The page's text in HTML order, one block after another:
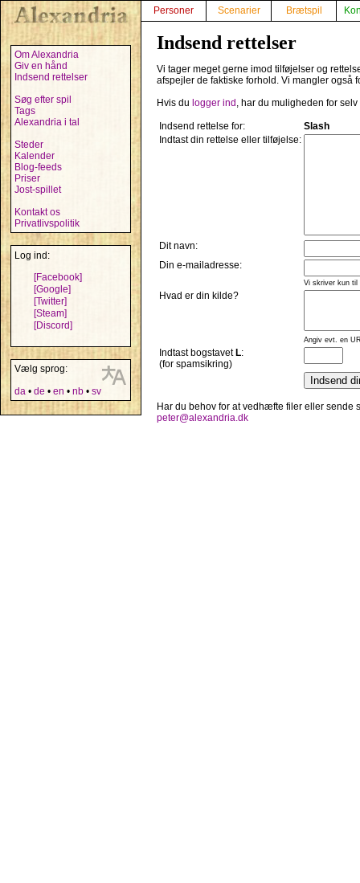
Om Alexandria
Giv en hånd
Indsend rettelser
Søg efter spil
Tags
Alexandria i tal
Steder
Kalender
Blog-feeds
Priser
Jost-spillet
Kontakt os
Privatlivspolitik
Log ind:
[Facebook]
[Google]
[Twitter]
[Steam]
[Discord]
Vælg sprog:
da • de • en • nb • sv
Personer Scenarier Brætspil
Indsend rettelser
Vi tager meget gerne imod tilføjelser og
afspejler de faktiske forhold. Vi mangler også
Hvis du logger ind , har du muligheden for
Indsend rettelse for:
Slash
Indtast din rettelse eller tilføjelse:
Dit navn:
Din e-mailadresse:
Vi skriver kun til
Hvad er din kilde?
Angiv evt. en
Indtast bogstavet L:
(for spamsikring)
Har du behov for at vedhæfte filer eller sende
peter@alexandria.dk